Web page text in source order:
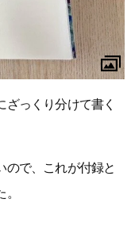
っくり分けて書く
ので、これが付録と